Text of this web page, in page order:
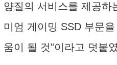
양질의 서비스를 제공하
미엄 게이밍 SSD 부문
움이 될 것”이라고 덧붙